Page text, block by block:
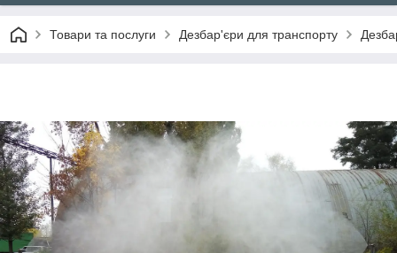
Товари та послуги Дезбар'єри для транспорту